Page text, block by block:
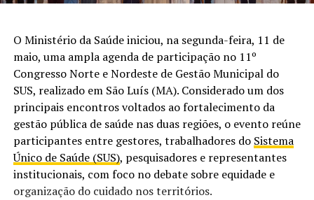
O Ministério da Saúde iniciou, na segunda-feira, 11 de
maio, uma ampla agenda de participação no 11º
Congresso Norte e Nordeste de Gestão Municipal do
SUS, realizado em São Luís (MA). Considerado um dos
principais encontros voltados ao fortalecimento da
gestão pública de saúde nas duas regiões, o evento reúne
participantes entre gestores, trabalhadores do Sistema
Único de Saúde (SUS), pesquisadores e representantes
institucionais, com foco no debate sobre equidade e
organização do cuidado nos territórios.